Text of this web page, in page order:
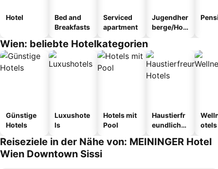
Hotel
Bed and
Breakfasts
Serviced
apartment
Jugendher
berge/Hos
Wien: beliebte Hotelkategorien
Günstige
Hotels
Luxushote
ls
Hotels mit
Pool
Haustierfr
eundliche
otels
Reiseziele in der Nähe von: MEININGER Hotel
Wien Downtown Sissi